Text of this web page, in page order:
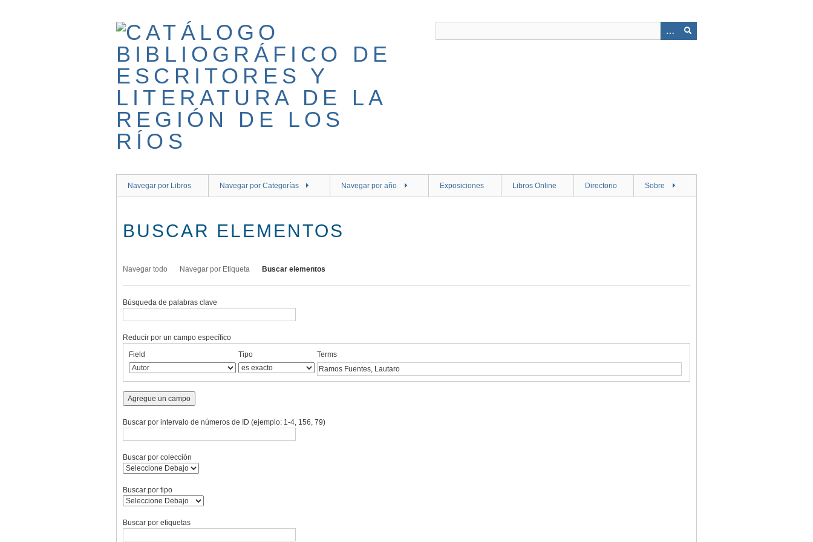
Navegar por Libros Navegar por Categorías Navegar por año Exposiciones Libros Online Directorio Sobre
BUSCAR ELEMENTOS
Navegar todo Navegar por Etiqueta Buscar elementos
Búsqueda de palabras clave
rows
in
"Reducir
por
campo
Reducir por un campo específico
de
búsqueda
de
búsqueda
de
búsqueda
de
Búsqueda
Field Tipo Terms
Agregue un campo
Buscar por intervalo de números de ID (ejemplo: 1-4, 156, 79)
Buscar por colección
Buscar por tipo
Buscar por etiquetas